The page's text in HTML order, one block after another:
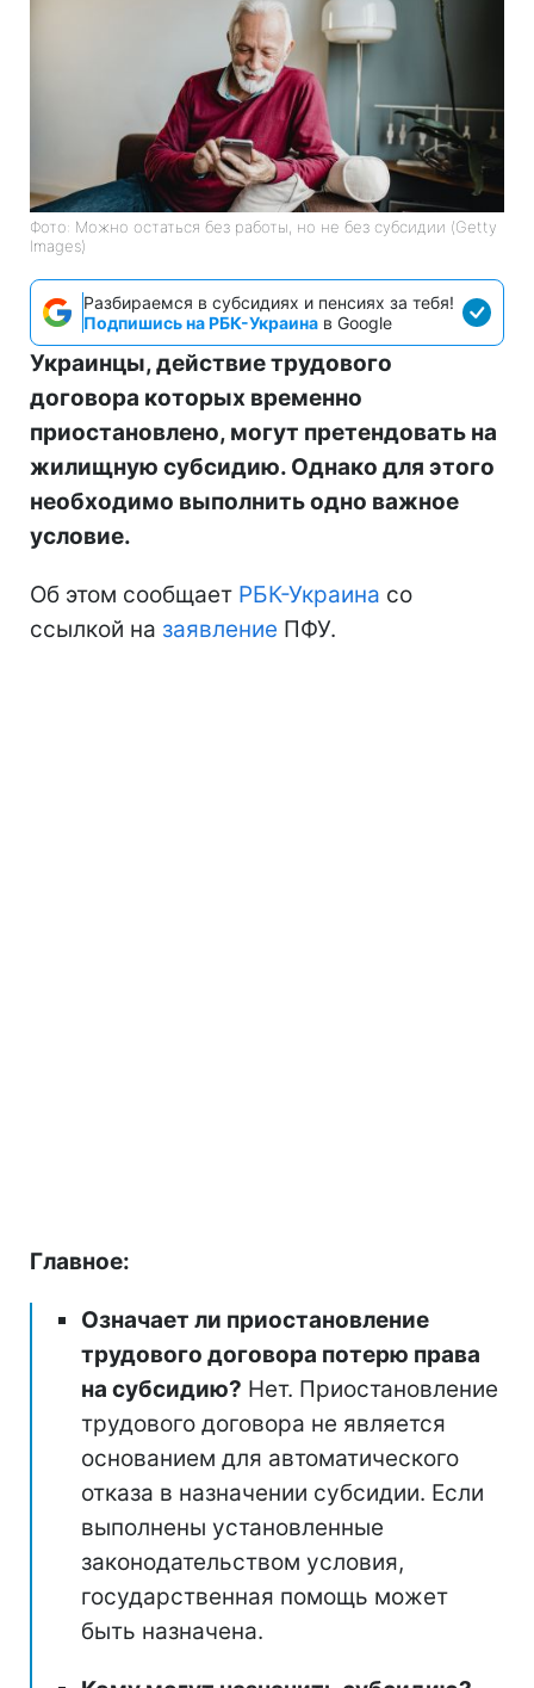
Фото: Можно остаться без работы, но не без субсидии (Getty
Images)
Разбираемся в субсидиях и пенсиях за тебя!
Подпишись на РБК-Украина в Google
Украинцы, действие трудового
договора которых временно
приостановлено, могут претендовать на
жилищную субсидию. Однако для этого
необходимо выполнить одно важное
условие.
Об этом сообщает РБК-Украина со
ссылкой на заявление ПФУ.
Главное:
Означает ли приостановление
трудового договора потерю права
на субсидию? Нет. Приостановление
трудового договора не является
основанием для автоматического
отказа в назначении субсидии. Если
выполнены установленные
законодательством условия,
государственная помощь может
быть назначена.